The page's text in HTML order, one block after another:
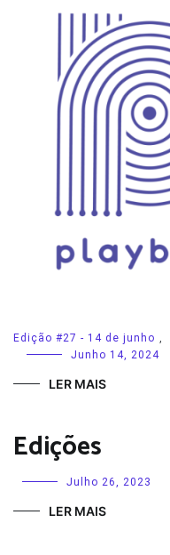
Edição #27 - 14 de junho ,
Junho 14, 2024
LER MAIS
Edições
Julho 26, 2023
LER MAIS